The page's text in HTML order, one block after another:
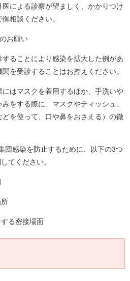
による診察が望ましく、かかりつけ
相談ください。
お願い
ることにより感染を拡大した例があ
を受診することはお控えください。
はマスクを着用するほか、手洗いや
をする際に、マスクやティッシュ、
を使って、口や鼻をおさえる）の徹
感染を防止するために、以下の3つ
てください。
る密接場面